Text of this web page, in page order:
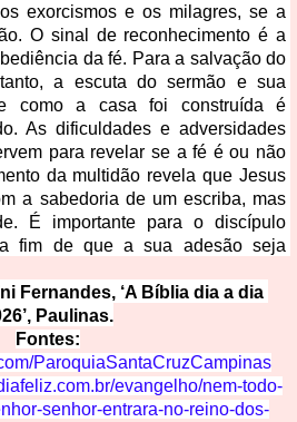
exorcismos e os milagres, se a
O sinal de reconhecimento é a
da fé. Para a salvação do
a escuta do sermão e sua
como a casa foi construída é
As dificuldades e adversidades
para revelar se a fé é ou não
da multidão revela que Jesus
a sabedoria de um escriba, mas
É importante para o discípulo
fim de que a sua adesão seja
Fernandes, ‘A Bíblia dia a dia
Paulinas.
Fontes:
ParoquiaSantaCruzCampinas
evangelho/nem-todo-
senhor-entrara-no-reino-dos-